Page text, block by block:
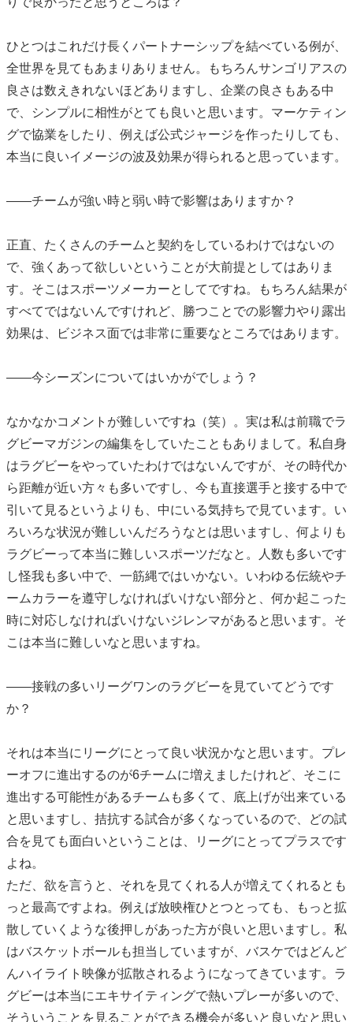
ひとつはこれだけ長くパートナーシップを結べている例が、
全世界を見てもあまりありません。もちろんサンゴリアスの
良さは数えきれないほどありますし、企業の良さもある中
で、シンプルに相性がとても良いと思います。マーケティン
グで協業をしたり、例えば公式ジャージを作ったりしても、
本当に良いイメージの波及効果が得られると思っています。
――チームが強い時と弱い時で影響はありますか？
正直、たくさんのチームと契約をしているわけではないの
で、強くあって欲しいということが大前提としてはありま
す。そこはスポーツメーカーとしてですね。もちろん結果が
すべてではないんですけれど、勝つことでの影響力やり露出
効果は、ビジネス面では非常に重要なところではあります。
――今シーズンについてはいかがでしょう？
なかなかコメントが難しいですね（笑）。実は私は前職でラ
グビーマガジンの編集をしていたこともありまして。私自身
はラグビーをやっていたわけではないんですが、その時代か
ら距離が近い方々も多いですし、今も直接選手と接する中で
引いて見るというよりも、中にいる気持ちで見ています。い
ろいろな状況が難しいんだろうなとは思いますし、何よりも
ラグビーって本当に難しいスポーツだなと。人数も多いです
し怪我も多い中で、一筋縄ではいかない。いわゆる伝統やチ
ームカラーを遵守しなければいけない部分と、何か起こった
時に対応しなければいけないジレンマがあると思います。そ
こは本当に難しいなと思いますね。
――接戦の多いリーグワンのラグビーを見ていてどうです
か？
それは本当にリーグにとって良い状況かなと思います。プレ
ーオフに進出するのが6チームに増えましたけれど、そこに
進出する可能性があるチームも多くて、底上げが出来ている
と思いますし、拮抗する試合が多くなっているので、どの試
合を見ても面白いということは、リーグにとってプラスです
よね。
ただ、欲を言うと、それを見てくれる人が増えてくれるとも
っと最高ですよね。例えば放映権ひとつとっても、もっと拡
散していくような後押しがあった方が良いと思いますし。私
はバスケットボールも担当していますが、バスケではどんど
んハイライト映像が拡散されるようになってきています。ラ
グビーは本当にエキサイティングで熱いプレーが多いので、
そういうことを見ることができる機会が多いと良いなと思い